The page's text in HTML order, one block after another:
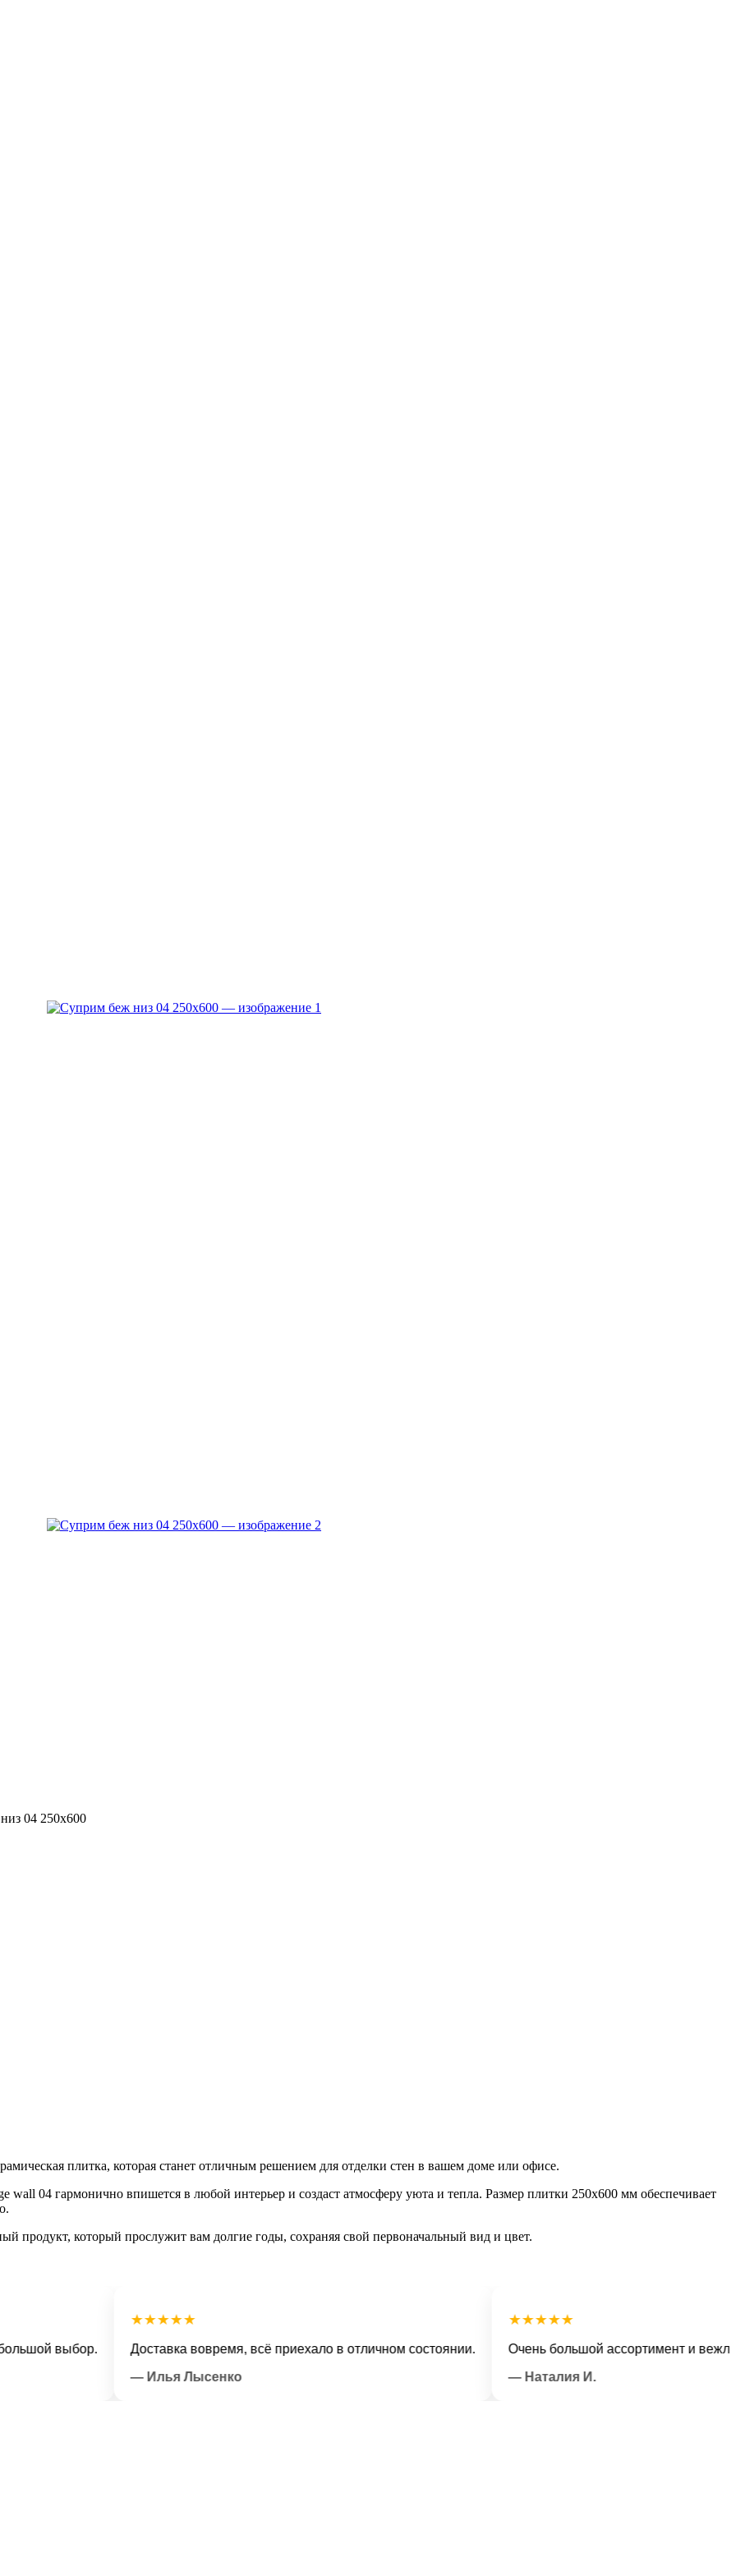
04 250х600
плитка, которая станет отличным решением для отделки стен в вашем доме или офисе.
wall 04 гармонично впишется в любой интерьер и создаст атмосферу уюта и тепла. Размер плитки 250х600 мм обеспечивает
продукт, который прослужит вам долгие годы, сохраняя свой первоначальный вид и цвет.
выбор.
★★★★★
Доставка вовремя, всё приехало в отличном состоянии.
— Илья Лысенко
★★★★★
Очень большой ассортимент и вежливый
— Наталия И.